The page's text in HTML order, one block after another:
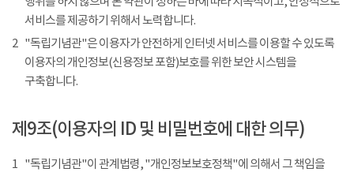
서비스를 제공하기 위해서 노력합니다.
2 "독립기념관"은 이용자가 안전하게 인터넷 서비스를 이용할 수 있도록
이용자의 개인정보(신용정보 포함)보호를 위한 보안 시스템을
구축합니다.
제9조(이용자의 ID 및 비밀번호에 대한 의무)
1 "독립기념관"이 관계법령, "개인정보보호정책"에 의해서 그 책임을